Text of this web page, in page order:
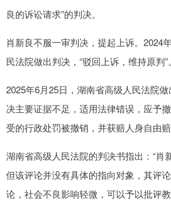
良的诉讼请求”的判决。
肖新良不服一审判决，提起上诉。2024
民法院做出判决，“驳回上诉，维持原判”。
2025年6月25日，湖南省高级人民法院
决主要证据不足，适用法律错误，应予
受的行政处罚被撤销，并获赔人身自由赔
湖南省高级人民法院的判决书指出：“肖
但该评论并没有具体的指向对象，其评
论，社会不良影响轻微，可以予以批评